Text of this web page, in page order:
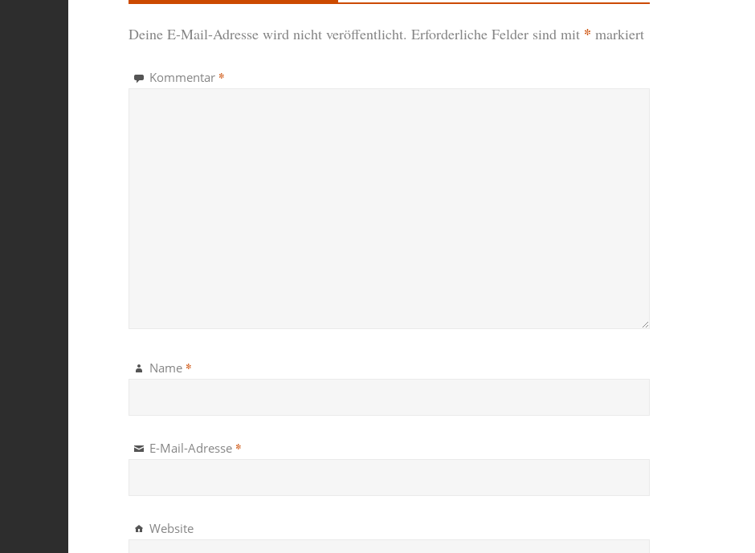
Deine E-Mail-Adresse wird nicht veröffentlicht. Erforderliche Felder sind mit * markiert
Kommentar *
Name *
E-Mail-Adresse *
Website